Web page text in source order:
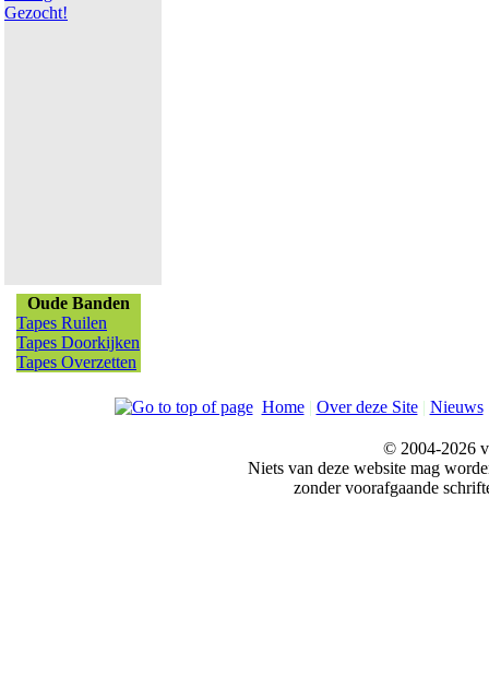
Gezocht!
Oude Banden
Tapes Ruilen
Tapes Doorkijken
Tapes Overzetten
Home| Over deze Site| Nieuws
© 2004-2026
Niets van deze website mag
zonder voorafgaande